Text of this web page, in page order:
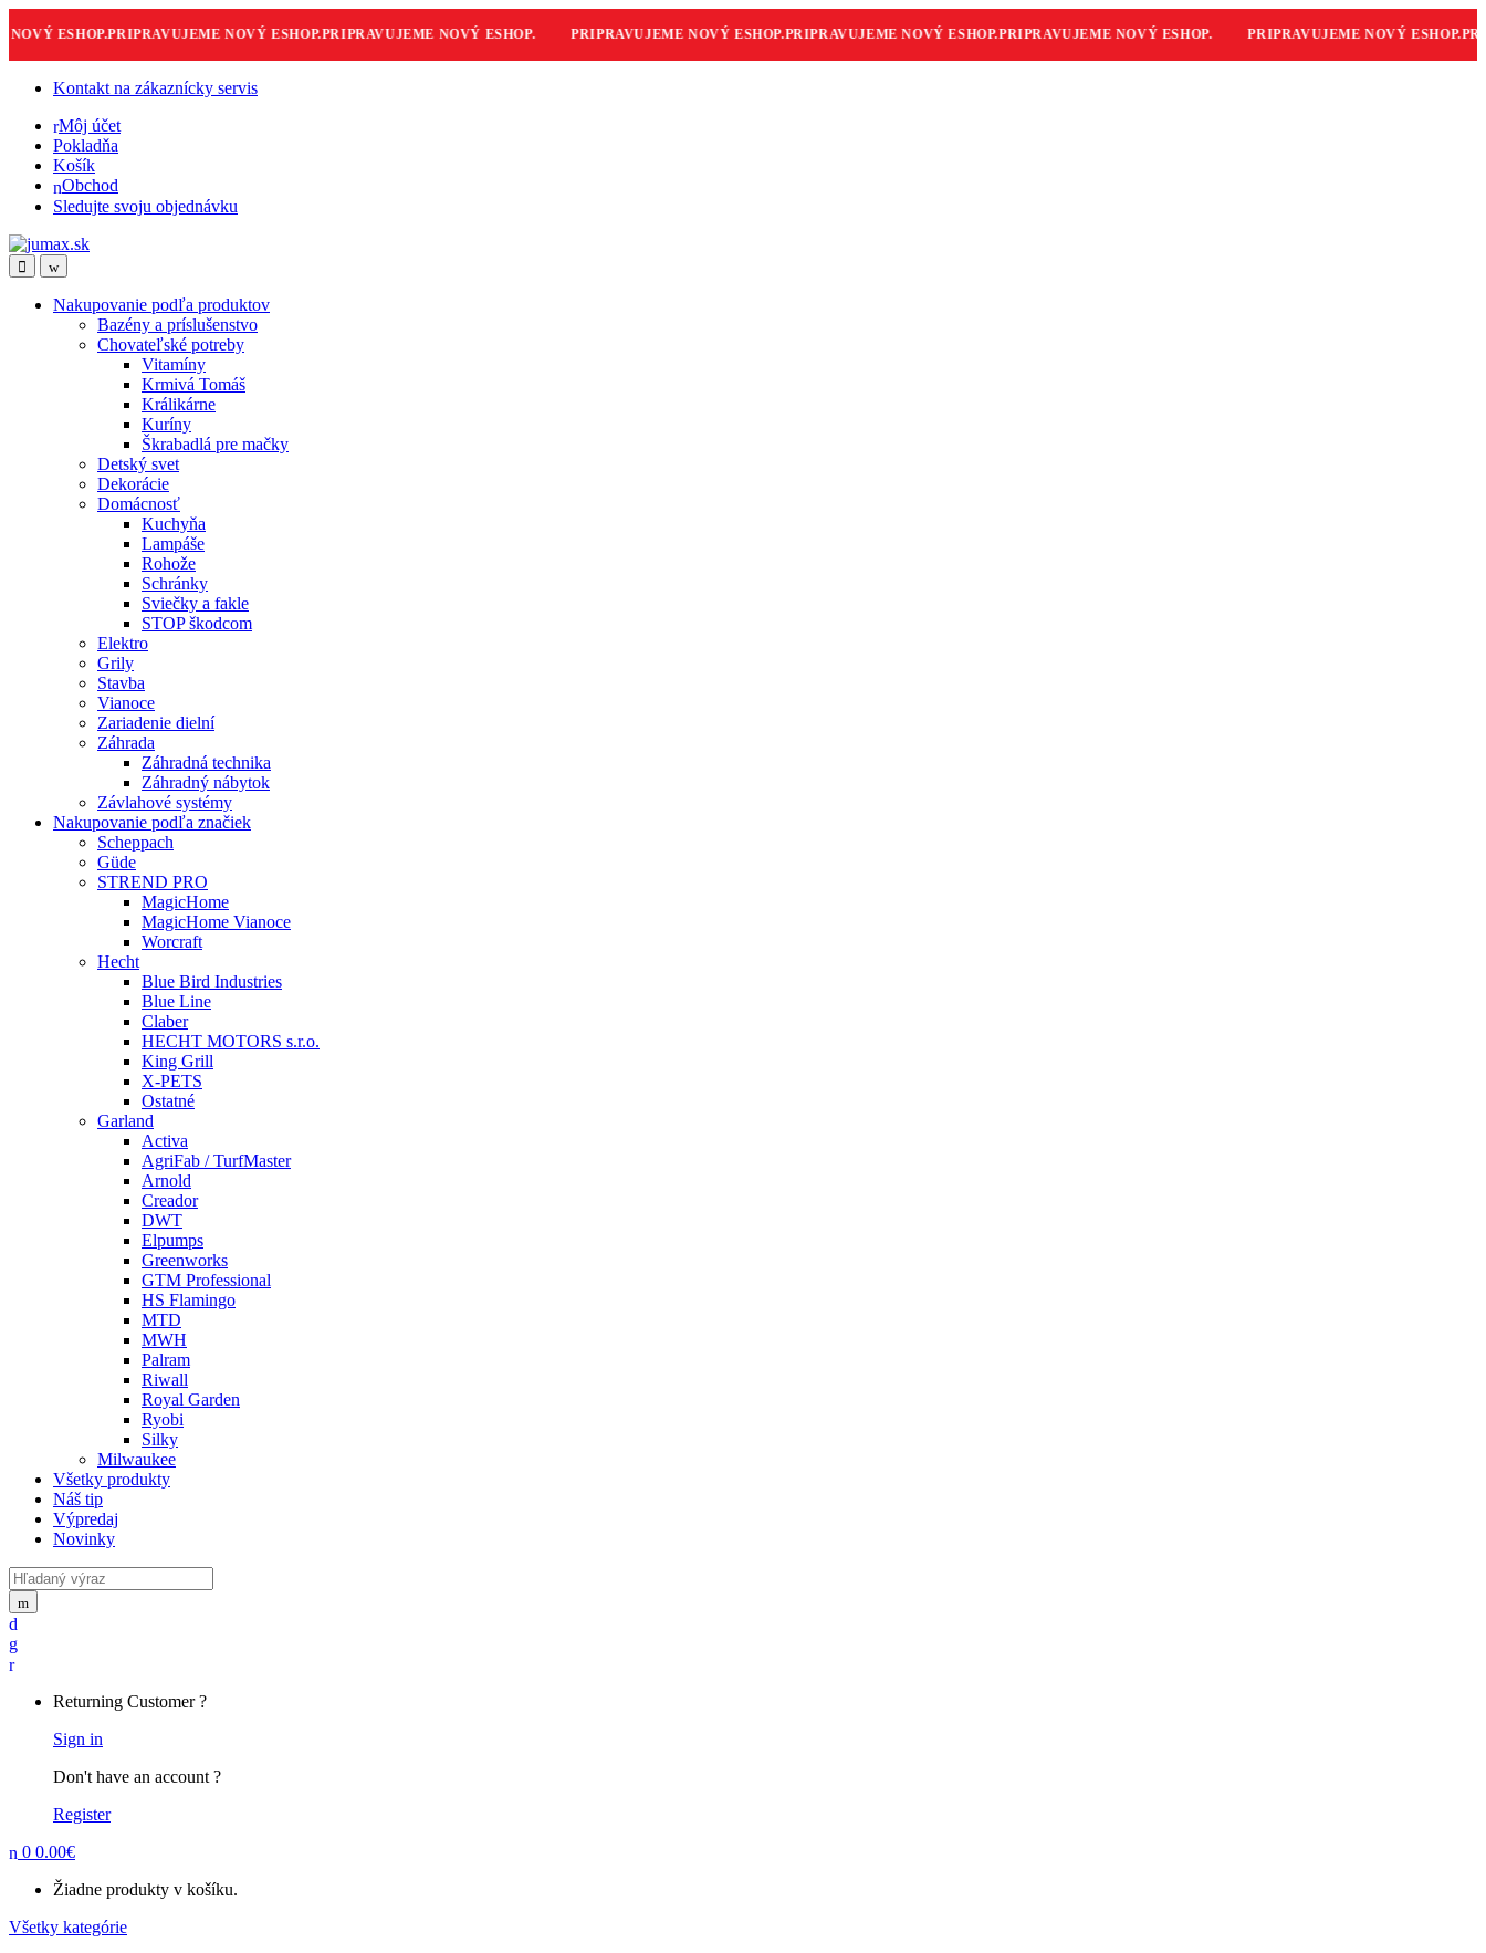
ESHOP.PRIPRAVUJEME NOVÝ ESHOP.PRIPRAVUJEME NOVÝ ESHOP. PRIPRAVUJEME NOVÝ ESHOP.PRIPRAVUJEME NOVÝ ESHOP.PRIPRAVUJEME NOVÝ ESHOP. PRIPRAVUJEME NOVÝ ESHOP.
Skip
navigation
Skip
content
Kontakt na zákaznícky servis
Môj účet
Pokladňa
Košík
Obchod
Sledujte svoju objednávku
Nakupovanie podľa produktov
Bazény a príslušenstvo
Chovateľské potreby
Vitamíny
Krmivá Tomáš
Králikárne
Kuríny
Škrabadlá pre mačky
Detský svet
Dekorácie
Domácnosť
Kuchyňa
Lampáše
Rohože
Schránky
Sviečky a fakle
STOP škodcom
Elektro
Grily
Stavba
Vianoce
Zariadenie dielní
Záhrada
Záhradná technika
Záhradný nábytok
Závlahové systémy
Nakupovanie podľa značiek
Scheppach
Güde
STREND PRO
MagicHome
MagicHome Vianoce
Worcraft
Hecht
Blue Bird Industries
Blue Line
Claber
HECHT MOTORS s.r.o.
King Grill
X-PETS
Ostatné
Garland
Activa
AgriFab / TurfMaster
Arnold
Creador
DWT
Elpumps
Greenworks
GTM Professional
HS Flamingo
MTD
MWH
Palram
Riwall
Royal Garden
Ryobi
Silky
Milwaukee
Všetky produkty
Náš tip
Výpredaj
Novinky
Search
for:
Returning Customer ?
Sign in
Don't have an account ?
Register
0 0.00€
Žiadne produkty v košíku.
Všetky kategórie